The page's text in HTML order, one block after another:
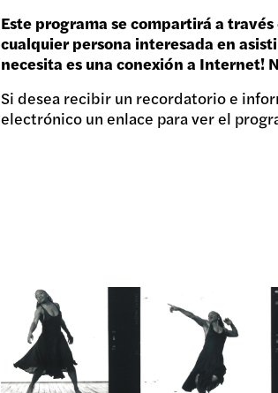
Este programa se compartirá a
cualquier persona interesada en
necesita es una conexión a Internet!
Si desea recibir un recordatorio e
electrónico un enlace para ver el